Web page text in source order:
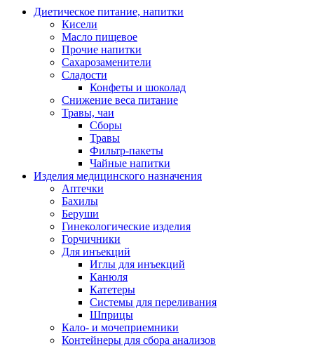
Диетическое питание, напитки
Кисели
Масло пищевое
Прочие напитки
Сахарозаменители
Сладости
Конфеты и шоколад
Снижение веса питание
Травы, чаи
Сборы
Травы
Фильтр-пакеты
Чайные напитки
Изделия медицинского назначения
Аптечки
Бахилы
Беруши
Гинекологические изделия
Горчичники
Для инъекций
Иглы для инъекций
Канюля
Катетеры
Системы для переливания
Шприцы
Кало- и мочеприемники
Контейнеры для сбора анализов